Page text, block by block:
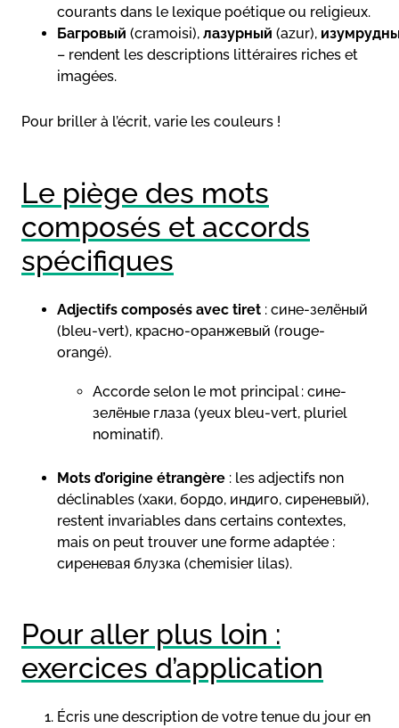
courants dans le lexique poétique ou religieux.
Багровый (cramoisi), лазурный (azur),
– rendent les descriptions littéraires riches et
imagées.
Pour briller à l’écrit, varie les couleurs !
Le piège des mots
composés et accords
spécifiques
Adjectifs composés avec tiret : сине-зелёный
(bleu-vert), красно-оранжевый (rouge-
orangé).
Accorde selon le mot principal : сине-
зелёные глаза (yeux bleu-vert, pluriel
nominatif).
Mots d’origine étrangère : les adjectifs non
déclinables (хаки, бордо, индиго, сиреневый),
restent invariables dans certains contextes,
mais on peut trouver une forme adaptée :
сиреневая блузка (chemisier lilas).
Pour aller plus loin :
exercices d’application
Écris une description de votre tenue du jour en